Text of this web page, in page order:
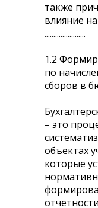
также
влияние
.......................
1.2
по
сборов в
– это
объектах
которые